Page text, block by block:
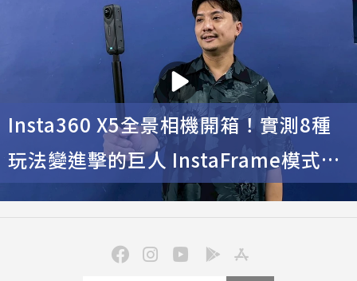
Insta360 X5全景相機開箱！實測8種
玩法變進擊的巨人 InstaFrame模式幫
你拍好片